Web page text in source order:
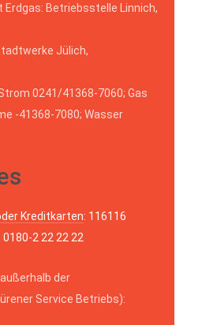
Betriebsstelle Linnich,
Jülich,
0241/41368-7060; Gas
-41368-7080; Wasser
Kreditkarten: 116116
2 22 22 22
der
Service Betriebs):